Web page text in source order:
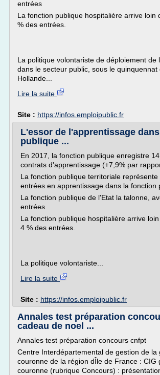
entrées
La fonction publique hospitalière arrive loin
% des entrées.
La politique volontariste de déploiement de
dans le secteur public, sous le quinquennat
Hollande...
Lire la suite
Site : https://infos.emploipublic.fr
L'essor de l'apprentissage
publique ...
En 2017, la fonction publique enregistre
contrats d'apprentissage (+7,9% par
La fonction publique territoriale représente
entrées en apprentissage dans la fonction
La fonction publique de l'Etat la talonne,
entrées
La fonction publique hospitalière arrive
4 % des entrées.
La politique volontariste...
Lire la suite
Site : https://infos.emploipublic.fr
Annales test préparation
cadeau de noel ...
Annales test préparation concours cnfpt
Centre Interdépartemental de gestion de la
couronne de la région dÎle de France : CIG
couronne (rubrique Concours) :